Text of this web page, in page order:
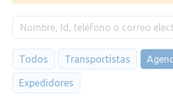
Todos Transportistas
Expedidores